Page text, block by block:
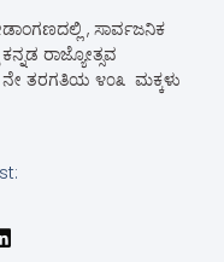
, ಸಾರ್ವಜನಿಕ
ರಾಜ್ಯೋತ್ಸವ
ನೇ ತರಗತಿಯ ೪೦೩ ಮಕ್ಕಳು